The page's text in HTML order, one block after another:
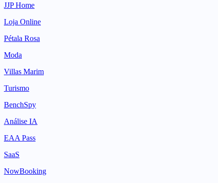
JJP Home
Loja Online
Pétala Rosa
Moda
Villas Marim
Turismo
BenchSpy
Análise IA
EAA Pass
SaaS
NowBooking